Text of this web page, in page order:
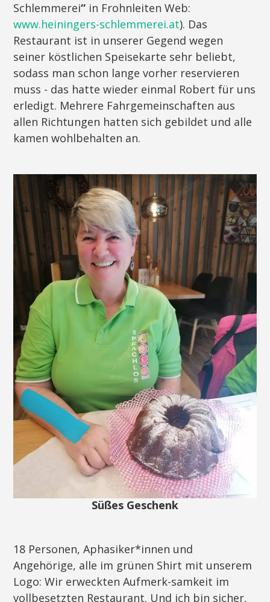
Schlemmerei“ in Frohnleiten Web:
www.heiningers-schlemmerei.at). Das
Restaurant ist in unserer Gegend wegen
seiner köstlichen Speisekarte sehr beliebt,
sodass man schon lange vorher reservieren
muss - das hatte wieder einmal Robert für uns
erledigt. Mehrere Fahrgemeinschaften aus
allen Richtungen hatten sich gebildet und alle
kamen wohlbehalten an.
Süßes Geschenk
18 Personen, Aphasiker*innen und
Angehörige, alle im grünen Shirt mit unserem
Logo: Wir erweckten Aufmerk-samkeit im
vollbesetzten Restaurant. Und ich bin sicher,